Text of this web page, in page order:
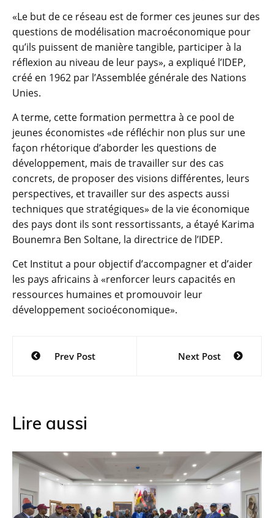
«Le but de ce réseau est de former ces jeunes sur des
questions de modélisation macroéconomique pour
qu’ils puissent de manière tangible, participer à la
réflexion au niveau de leur pays», a expliqué l’IDEP,
créé en 1962 par l’Assemblée générale des Nations
Unies.
A terme, cette formation permettra à ce pool de
jeunes économistes «de réfléchir non plus sur une
façon rhétorique d’aborder les questions de
développement, mais de travailler sur des cas
concrets, de proposer des visions différentes, leurs
perspectives, et travailler sur des aspects aussi
techniques que stratégiques» de la vie économique
des pays dont ils sont ressortissants, a étayé Karima
Bounemra Ben Soltane, la directrice de l’IDEP.
Cet Institut a pour objectif d’accompagner et d’aider
les pays africains à «renforcer leurs capacités en
ressources humaines et promouvoir leur
développement socioéconomique».
Navigation
Prev Post Next Post
Lire aussi